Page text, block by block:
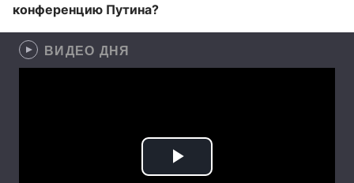
конференцию Путина?
ВИДЕО ДНЯ